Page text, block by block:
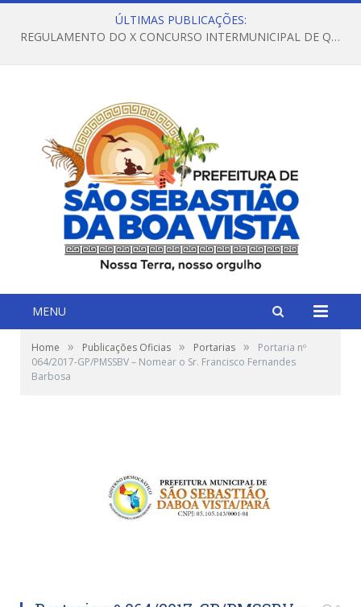
ÚLTIMAS PUBLICAÇÕES:
REGULAMENTO DO X CONCURSO INTERMUNICIPAL DE QUADRILHAS JUNINAS – 2026 – ARRAIÁ DA VENEZA
MENU
Home » Publicações Oficias » Portarias »
Portaria nº
064/2017-GP/PMSSBV – Nomear o Sr. Francisco Fernandes
Barbosa